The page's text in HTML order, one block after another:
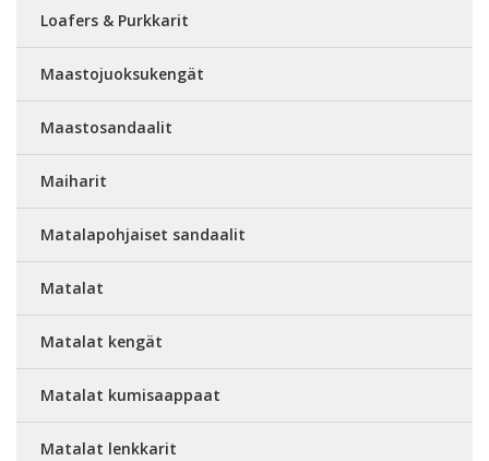
Loafers & Purkkarit
Maastojuoksukengät
Maastosandaalit
Maiharit
Matalapohjaiset sandaalit
Matalat
Matalat kengät
Matalat kumisaappaat
Matalat lenkkarit